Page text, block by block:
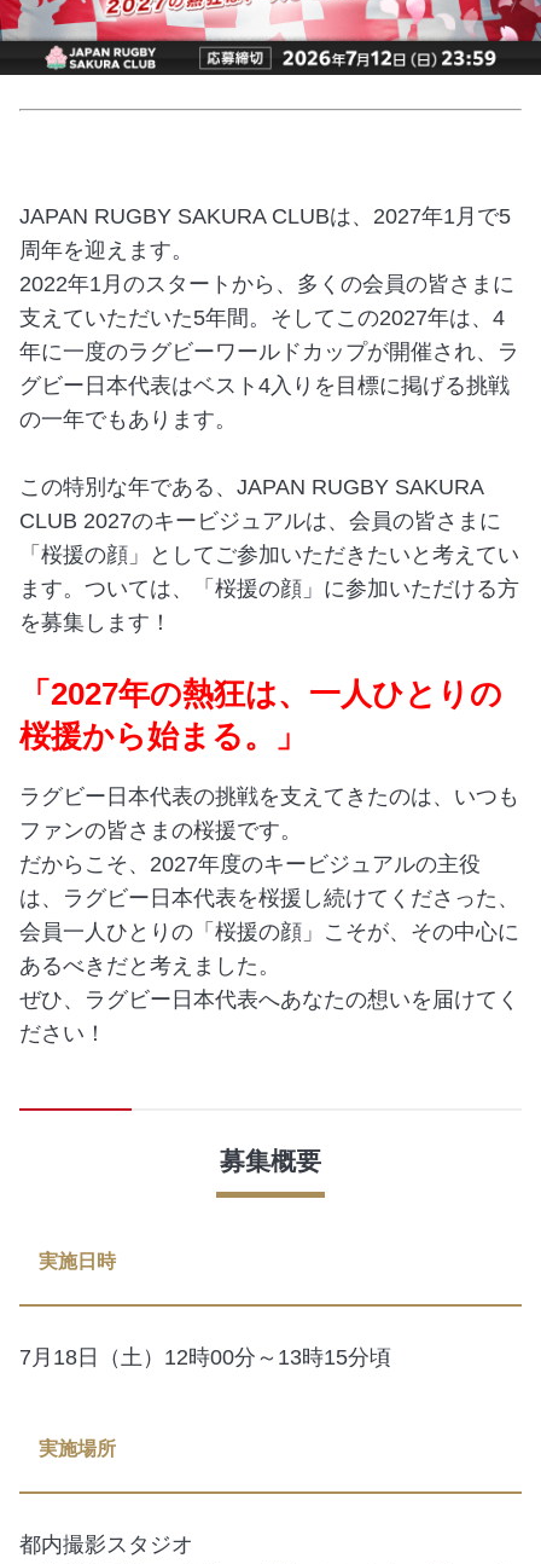
JAPAN RUGBY SAKURA CLUBは、2027年1月で5
周年を迎えます。
2022年1月のスタートから、多くの会員の皆さまに
支えていただいた5年間。そしてこの2027年は、4
年に一度のラグビーワールドカップが開催され、ラ
グビー日本代表はベスト4入りを目標に掲げる挑戦
の一年でもあります。
この特別な年である、JAPAN RUGBY SAKURA
CLUB 2027のキービジュアルは、会員の皆さまに
「桜援の顔」としてご参加いただきたいと考えてい
ます。ついては、「桜援の顔」に参加いただける方
を募集します！
「2027年の熱狂は、一人ひとりの
桜援から始まる。」
ラグビー日本代表の挑戦を支えてきたのは、いつも
ファンの皆さまの桜援です。
だからこそ、2027年度のキービジュアルの主役
は、ラグビー日本代表を桜援し続けてくださった、
会員一人ひとりの「桜援の顔」こそが、その中心に
あるべきだと考えました。
ぜひ、ラグビー日本代表へあなたの想いを届けてく
ださい！
募集概要
実施日時
7月18日（土）12時00分～13時15分頃
実施場所
都内撮影スタジオ